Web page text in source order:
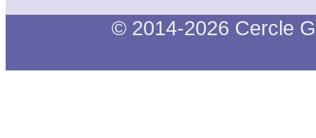
© 2014-2026 Cercle